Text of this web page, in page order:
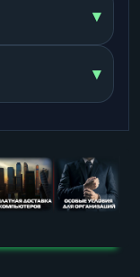
▾
▾